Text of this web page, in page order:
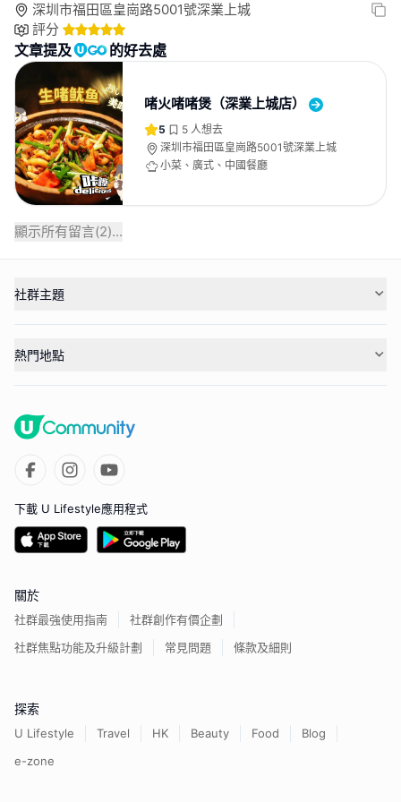
深圳市福田區皇崗路5001號深業上城
評分
文章提及 的好去處
啫火啫啫煲（深業上城店）
5 5 人想去
深圳市福田區皇崗路5001號深業上城
小菜、廣式、中國餐廳
顯示所有留言(2)...
社群主題
熱門地點
下載 U Lifestyle應用程式
關於
社群最強使用指南
社群創作有價企劃
社群焦點功能及升級計劃
常見問題 條款及細則
探索
U Lifestyle Travel HK Beauty Food
Blog
e-zone